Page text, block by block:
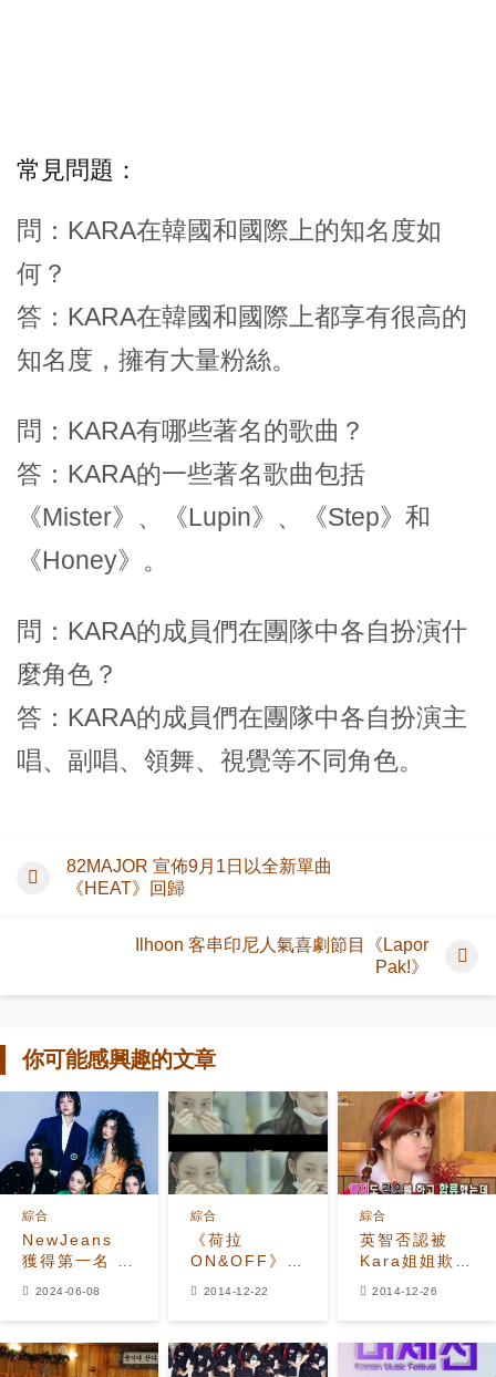
常見問題：
問：KARA在韓國和國際上的知名度如
何？
答：KARA在韓國和國際上都享有很高的
知名度，擁有大量粉絲。
問：KARA有哪些著名的歌曲？
答：KARA的一些著名歌曲包括
《Mister》、《Lupin》、《Step》和
《Honey》。
問：KARA的成員們在團隊中各自扮演什
麼角色？
答：KARA的成員們在團隊中各自扮演主
唱、副唱、領舞、視覺等不同角色。
82MAJOR 宣佈9月1日以全新單曲
《HEAT》回歸
Ilhoon 客串印尼人氣喜劇節目《Lapor
Pak!》
你可能感興趣的文章
NewJeans
獲得第一名 +
Core》的表
演！
綜合
2024-06-08
《荷拉
ON&OFF》公
綜合
2014-12-22
英智否認被
Kara姐姐欺生
綜合
2014-12-26